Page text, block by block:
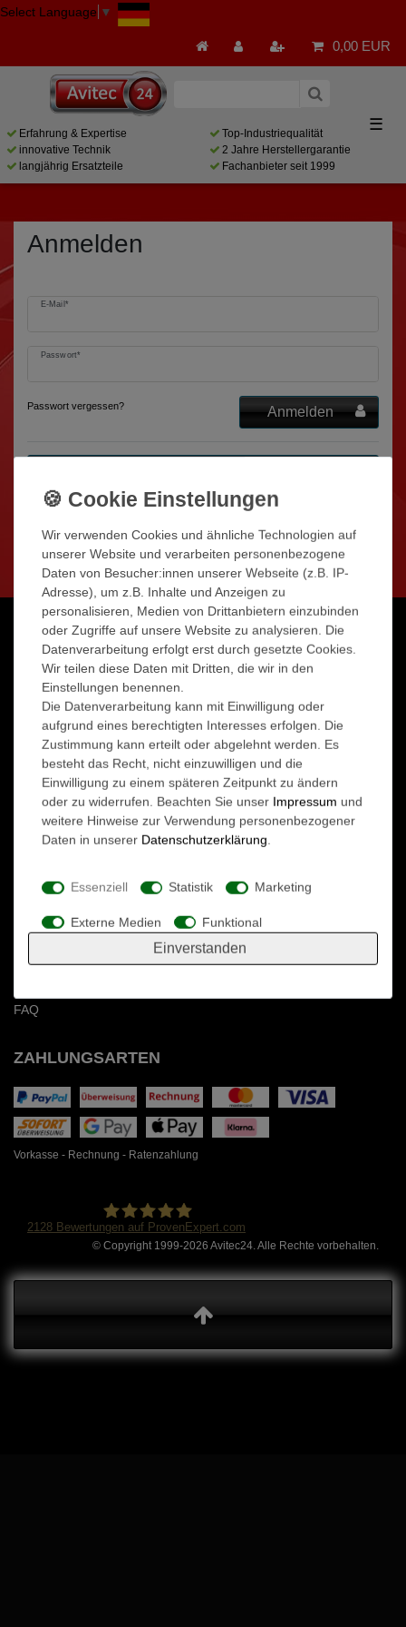
Select Language ▼
0,00 EUR
Erfahrung & Expertise
Top-Industriequalität
innovative Technik
2 Jahre Herstellergarantie
langjährig Ersatzteile
Fachanbieter seit 1999
☰
Anmelden
E-Mail*
Passwort*
Passwort vergessen? Anmelden
Als Gast bestellen
ÜBER UNS
Rabatte & Aktionen
Anfahrt
Über Avitec24
RECHTLICHES
Datenschutzerklärung
KUNDENSERVICE
FAQ
ZAHLUNGSARTEN
Vorkasse - Rechnung - Ratenzahlung
2128 Bewertungen auf ProvenExpert.com
© Copyright 1999-2026 Avitec24. Alle Rechte vorbehalten.
Wir verwenden Cookies und ähnliche Technologien auf
unserer Website und verarbeiten personenbezogene
Daten von Besucher:innen unserer Webseite (z.B. IP-
Adresse), um z.B. Inhalte und Anzeigen zu
personalisieren, Medien von Drittanbietern einzubinden
oder Zugriffe auf unsere Website zu analysieren. Die
Datenverarbeitung erfolgt erst durch gesetzte Cookies.
Wir teilen diese Daten mit Dritten, die wir in den
Einstellungen benennen.
Die Datenverarbeitung kann mit Einwilligung oder
aufgrund eines berechtigten Interesses erfolgen. Die
Zustimmung kann erteilt oder abgelehnt werden. Es
besteht das Recht, nicht einzuwilligen und die
Einwilligung zu einem späteren Zeitpunkt zu ändern
oder zu widerrufen. Beachten Sie unser Impressum und
weitere Hinweise zur Verwendung personenbezogener
Daten in unserer Daten­schutz­erklärung.
Essenziell Statistik Marketing
Externe Medien Funktional
Einverstanden